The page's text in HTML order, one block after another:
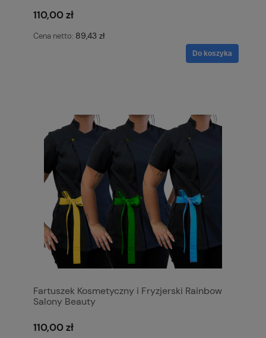
110,00 zł
Cena netto: 89,43 zł
Do koszyka
Fartuszek Kosmetyczny i Fryzjerski Rainbow
Salony Beauty
110,00 zł